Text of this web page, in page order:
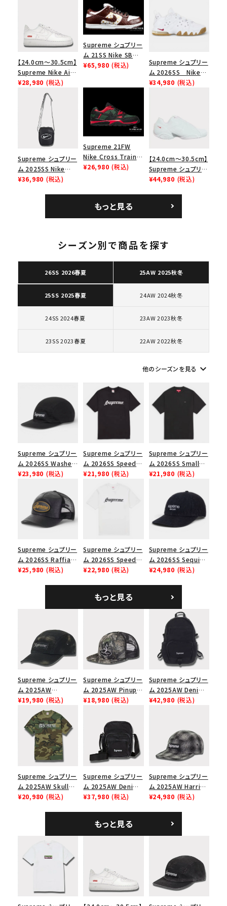
人気ワード
ショルダー・ウエストバッグ
ボックスロゴ ブラックスウェット
カテゴリーから探す
コラボレーションブランドから探す
シーズンから探す
並び順
円 ～
円
在庫のない商品を表示する
絞り込んで検索する
【24.0cm～30.5cm】
Supreme Nike Air
Force 1 Low シュプ
リーム ナイキエアフォ
ース１スニーカー シ
ューズ ホワイト
¥28,980 (税込)
Supreme シュプリー
ム 21SS Nike SB
Dunk Low ナイキSB
¥65,980 (税込)
Supreme シュプリー
ム 2026SS Nike
SB Air Max 2 CB 94
¥34,980 (税込)
Supreme シュプリー
ム 2025SS Nike
Leather Shoulder
¥36,980 (税込)
Supreme 21FW
Nike Cross Trainer
Low ナイキクロスト
¥26,980 (税込)
【24.0cm～30.5cm】
Supreme シュプリー
ム 2023AW Nike
カー ホワイト 白
¥44,980 (税込)
もっと見る
シーズン別で商品を探す
26SS 2026春夏 25AW 2025秋冬
25SS 2025春夏 24AW 2024秋冬
24SS 2024春夏 23AW 2023秋冬
23SS 2023春夏 22AW 2022秋冬
他のシーズンを見る keyboard_arrow_down
Supreme シュプリー
ム 2026SS Washed
Chino Twill Camp
ノツイル キャンプキャ
ップ ブラック
¥23,980 (税込)
Supreme シュプリー
ム 2026SS Speed
Tee スピードTシャツ
¥21,980 (税込)
Supreme シュプリー
ム 2026SS Small
Box Tee スモールボ
¥21,980 (税込)
Supreme シュプリー
ム 2026SS Raffia
Mesh Back 5-Panel
¥25,980 (税込)
Supreme シュプリー
ム 2026SS Speed
Tee スピードTシャツ
¥22,980 (税込)
Supreme シュプリー
ム 2026SS Sequin
Denim Classic
シックロゴ 6パネルキ
ャップ ブラック
¥24,980 (税込)
もっと見る
Supreme シュプリー
ム 2025AW
Overdyed Camp
Cap オーバーダイド
キャンプキャップ ブ
ラック
¥19,980 (税込)
Supreme シュプリー
ム 2025AW Pinup
Mesh Back 5-Panel
ュバック 5パネルキャ
ップ トゥルーティン
バーHTC フォールカ
¥18,980 (税込)
Supreme シュプリー
ム 2025AW Denim
Backpack デニム バ
¥42,980 (税込)
Supreme シュプリー
ム 2025AW Skull
Tee スカル Tシャ
¥20,980 (税込)
Supreme シュプリー
ム 2025AW Denim
Shoulder Bag デニ
¥37,980 (税込)
Supreme シュプリー
ム 2025AW Harris
Tweed Camp Cap
¥24,980 (税込)
もっと見る